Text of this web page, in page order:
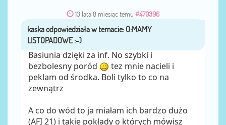
13 lata 8 miesiąc temu #470396
przezkaska
Basiunia dzięki za inf. No szybki i
bezbolesny poród
tez mnie nacieli i
peklam od środka. Boli tylko to co na
zewnątrz
A co do wód to ja miałam ich bardzo dużo
(AFI 21) i takie pokłady o których mówisz